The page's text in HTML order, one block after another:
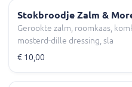
Stokbroodje Zalm &
Gerookte zalm, roomkaas,
mosterd-dille dressing, sla
€ 10,00